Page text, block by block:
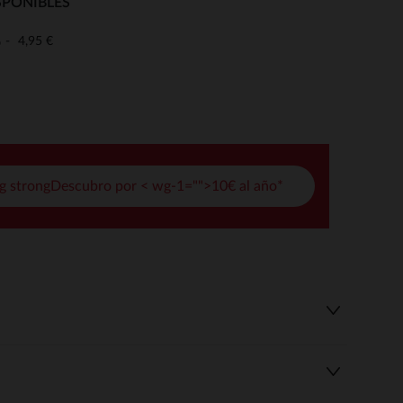
de privacidad, garantizando el cumplimiento de las
4,95 €
strongDescubro por < wg-1="">10€ al año*